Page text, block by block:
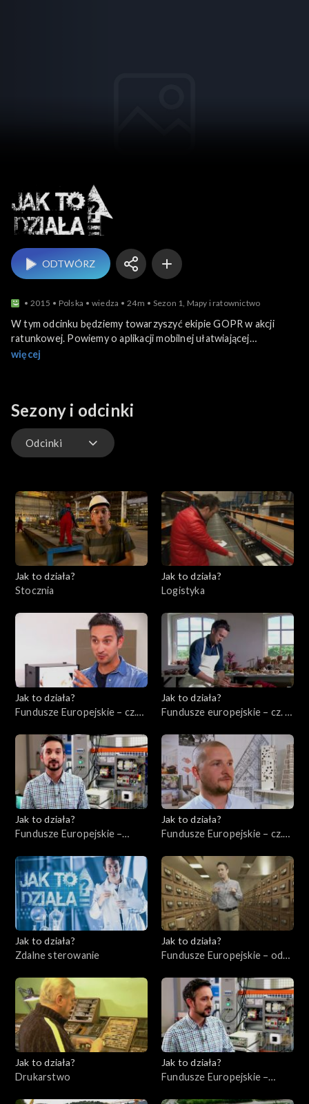
ODTWÓRZ
2015 Polska wiedza 24m Sezon 1, Mapy i ratownictwo
W tym odcinku będziemy towarzyszyć ekipie GOPR w akcji
ratunkowej. Powiemy o aplikacji mobilnej ułatwiającej
prowadzenie akcji poszukiwawczych oraz o dobrych praktykach
zalety projektu Geoportal.
więcej
Sezony i odcinki
Odcinki
Odcinki
Jak to działa?
Stocznia
Jak to działa?
Logistyka
Jak to działa?
Fundusze Europejskie – cz.
Jak to działa?
Fundusze europejskie – cz. 5,
Jak to działa?
Fundusze Europejskie –
Jak to działa?
Fundusze Europejskie – cz.
Jak to działa?
Zdalne sterowanie
Jak to działa?
Fundusze Europejskie – odc.
Jak to działa?
Drukarstwo
Jak to działa?
Fundusze Europejskie –